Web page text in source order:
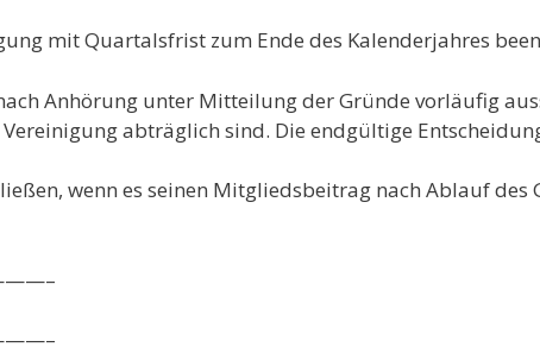
mit Quartalsfrist zum Ende des Kalenderjahres
Anhörung unter Mitteilung der Gründe vorläufig
abträglich sind. Die endgültige
wenn es seinen Mitgliedsbeitrag nach Ablauf des